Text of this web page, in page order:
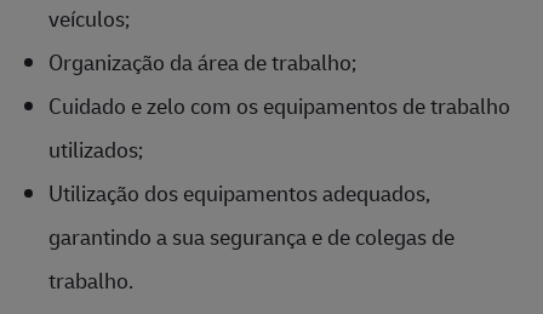
veículos;
Organização da área de trabalho;
Cuidado e zelo com os equipamentos de trabalho
utilizados;
Utilização dos equipamentos adequados,
garantindo a sua segurança e de colegas de
trabalho.